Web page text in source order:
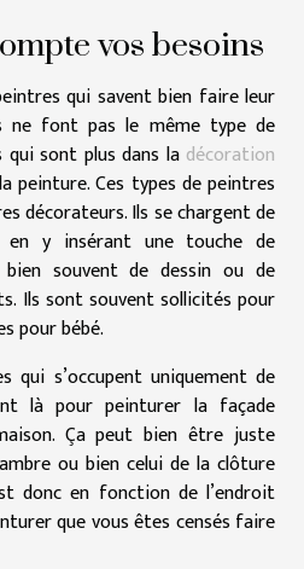
vos besoins
qui savent bien faire leur
ne font pas le même type de
sont plus dans la décoration
peinture. Ces types de peintres
décorateurs. Ils se chargent de
en y insérant une touche de
souvent de dessin ou de
Ils sont souvent sollicités pour
pour bébé.
qui s’occupent uniquement de
là pour peinturer la façade
Ça peut bien être juste
ou bien celui de la clôture
donc en fonction de l’endroit
que vous êtes censés faire